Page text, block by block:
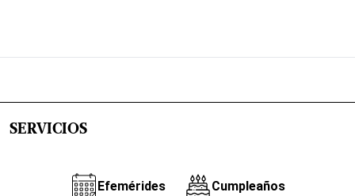
SERVICIOS
Efemérides Cumpleaños